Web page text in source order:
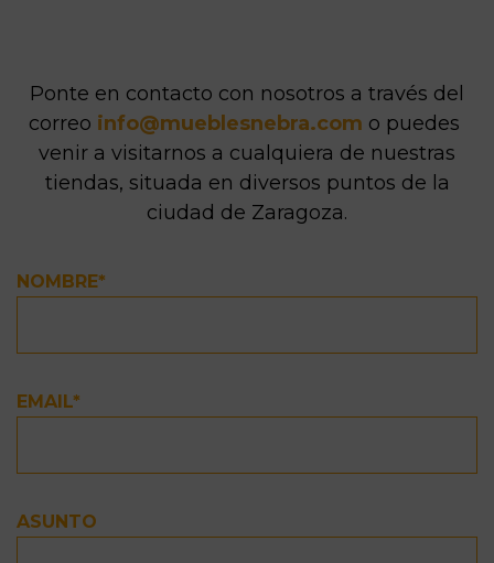
Ponte en contacto con nosotros a través del
correo info@mueblesnebra.com o puedes
venir a visitarnos a cualquiera de nuestras
tiendas, situada en diversos puntos de la
ciudad de Zaragoza.
NOMBRE*
EMAIL*
ASUNTO